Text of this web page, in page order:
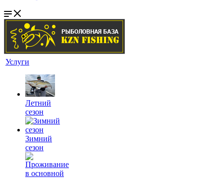
Услуги
Летний
сезон
Зимний
сезон